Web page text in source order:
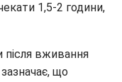
1,5-2 години,
після вживання
що